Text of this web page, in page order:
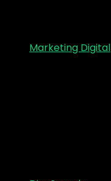
Marketing Digital